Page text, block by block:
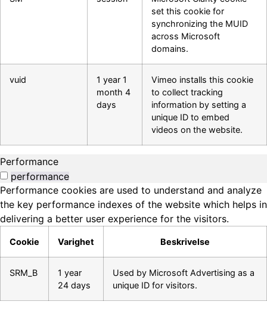
set this cookie for
synchronizing the MUID
across Microsoft
domains.
vuid
1 year 1
month 4
days
Vimeo installs this cookie
to collect tracking
information by setting a
unique ID to embed
videos on the website.
Performance
performance
Performance cookies are used to understand and analyze
the key performance indexes of the website which helps in
delivering a better user experience for the visitors.
Cookie Varighet Beskrivelse
SRM_B
1 year
24 days
Used by Microsoft Advertising as a
unique ID for visitors.